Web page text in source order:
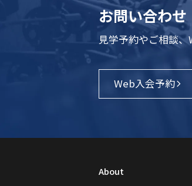
お問い合わせ
見学予約やご相談
Web入会予約
About